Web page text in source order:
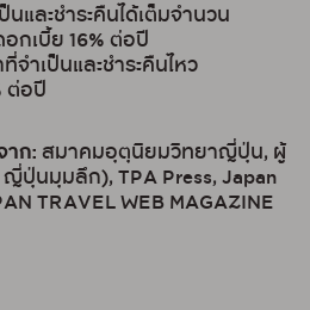
นและชำระคืนได้เต็มจำนวน
กเบี้ย 16% ต่อปี
ำเป็นและชำระคืนไหว
ต่อปี
ก: สมาคมอุตุนิยมวิทยาญี่ปุ่น, ผู้
ปุ่นมุมลึก), TPA Press, Japan
TRAVEL WEB MAGAZINE